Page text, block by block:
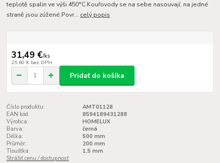
teplotě spalin ve výši 450°C.Kouřovody se na sebe nasouvají, na jedné
straně jsou zúžené.Povr... celý popis
31,49 €/ks
25,60 € bez DPH
Pridať do košíka
Číslo produktu:
AMT01128
EAN kód:
8594189431288
Výrobca:
HOMELUX
Barva:
černá
Délka:
500 mm
Průměr:
200 mm
Tloušťka:
1,5 mm
Strážiť cenu / dostupnosť